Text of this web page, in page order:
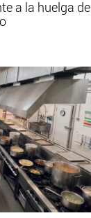
a la huelga de